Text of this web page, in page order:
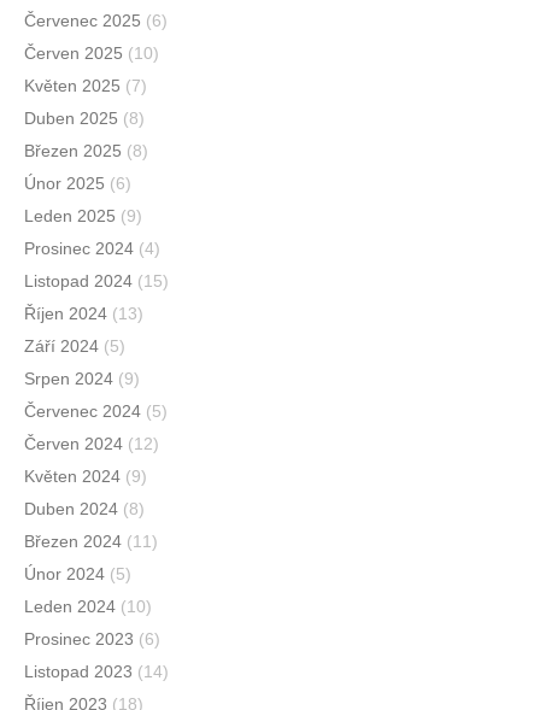
Červenec 2025 (6)
Červen 2025 (10)
Květen 2025 (7)
Duben 2025 (8)
Březen 2025 (8)
Únor 2025 (6)
Leden 2025 (9)
Prosinec 2024 (4)
Listopad 2024 (15)
Říjen 2024 (13)
Září 2024 (5)
Srpen 2024 (9)
Červenec 2024 (5)
Červen 2024 (12)
Květen 2024 (9)
Duben 2024 (8)
Březen 2024 (11)
Únor 2024 (5)
Leden 2024 (10)
Prosinec 2023 (6)
Listopad 2023 (14)
Říjen 2023 (18)